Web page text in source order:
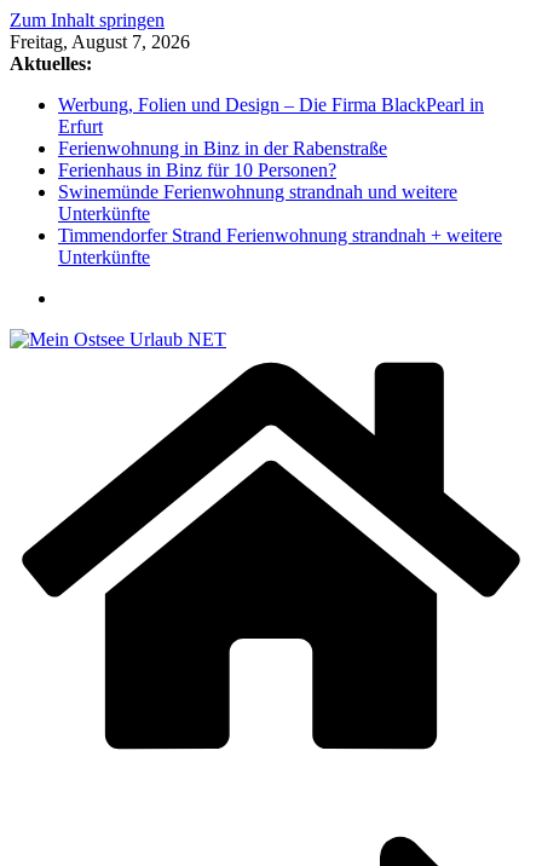
Zum Inhalt springen
Freitag, August 7, 2026
Aktuelles:
Werbung, Folien und Design – Die Firma BlackPearl in
Erfurt
Ferienwohnung in Binz in der Rabenstraße
Ferienhaus in Binz für 10 Personen?
Swinemünde Ferienwohnung strandnah und weitere
Unterkünfte
Timmendorfer Strand Ferienwohnung strandnah + weitere
Unterkünfte